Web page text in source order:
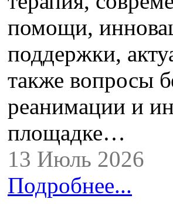
помощи,
поддержки,
также вопросы
реанимации и
площадке…
13 Июль 2026
Подробнее...